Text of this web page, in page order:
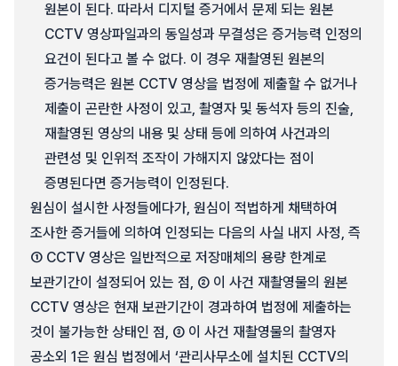
원본이 된다. 따라서 디지털 증거에서 문제 되는 원본
CCTV 영상파일과의 동일성과 무결성은 증거능력 인정의
요건이 된다고 볼 수 없다. 이 경우 재촬영된 원본의
증거능력은 원본 CCTV 영상을 법정에 제출할 수 없거나
제출이 곤란한 사정이 있고, 촬영자 및 동석자 등의 진술,
재촬영된 영상의 내용 및 상태 등에 의하여 사건과의
관련성 및 인위적 조작이 가해지지 않았다는 점이
증명된다면 증거능력이 인정된다.
원심이 설시한 사정들에다가, 원심이 적법하게 채택하여
조사한 증거들에 의하여 인정되는 다음의 사실 내지 사정, 즉
① CCTV 영상은 일반적으로 저장매체의 용량 한계로
보관기간이 설정되어 있는 점, ② 이 사건 재촬영물의 원본
CCTV 영상은 현재 보관기간이 경과하여 법정에 제출하는
것이 불가능한 상태인 점, ③ 이 사건 재촬영물의 촬영자
공소외 1은 원심 법정에서 ‘관리사무소에 설치된 CCTV의